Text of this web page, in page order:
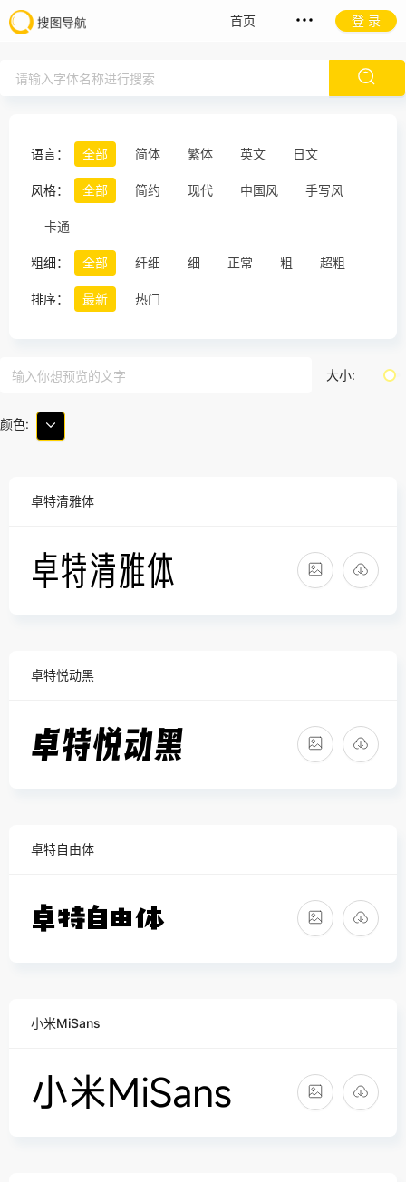
首页 登 录
语言： 全部 简体 繁体 英文 日文
风格： 全部 简约 现代 中国风 手写风
卡通
粗细： 全部 纤细 细 正常 粗 超粗
排序： 最新 热门
大小:
颜色:
卓特清雅体
卓特悦动黑
卓特自由体
小米MiSans